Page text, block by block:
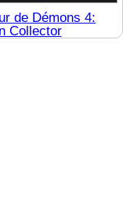
de Démons 4:
Collector